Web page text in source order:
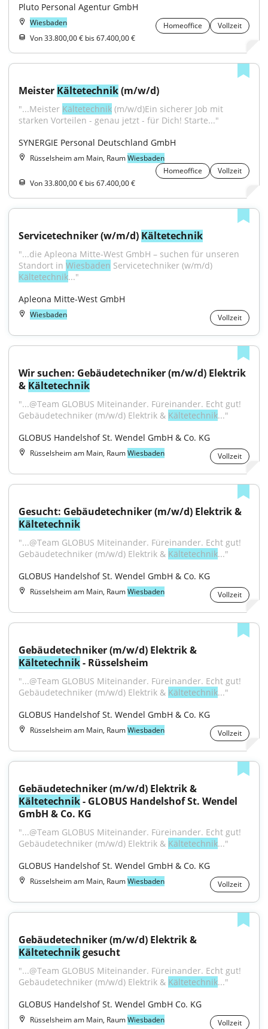
Pluto Personal Agentur GmbH
Wiesbaden Homeoffice
Vollzeit
Von 33.800,00 € bis 67.400,00 €
Meister Kältetechnik (m/w/d)
"...Meister Kältetechnik (m/w/d)Ein sicherer Job mit
starken Vorteilen - genau jetzt - für Dich! Starte..."
SYNERGIE Personal Deutschland GmbH
Rüsselsheim am Main, RaumWiesbaden
Homeoffice
Vollzeit
Von 33.800,00 € bis 67.400,00 €
Servicetechniker (w/m/d) Kältetechnik
"...die Apleona Mitte-West GmbH – suchen für unseren
Standort in Wiesbaden
Kältetechnik..."
Apleona Mitte-West GmbH
Wiesbaden Vollzeit
Wir suchen: Gebäudetechniker (m/w/d) Elektrik
& Kältetechnik
"...@Team GLOBUS Miteinander. Füreinander. Echt gut!
Gebäudetechniker (m/w/d) Elektrik & Kältetechnik..."
GLOBUS Handelshof St. Wendel GmbH & Co. KG
Rüsselsheim am Main, RaumWiesbaden Vollzeit
Kältetechnik
"...@Team GLOBUS Miteinander. Füreinander. Echt gut!
Gebäudetechniker (m/w/d) Elektrik & Kältetechnik..."
GLOBUS Handelshof St. Wendel GmbH & Co. KG
Rüsselsheim am Main, RaumWiesbaden Vollzeit
Kältetechnik - Rüsselsheim
"...@Team GLOBUS Miteinander. Füreinander. Echt gut!
Gebäudetechniker (m/w/d) Elektrik & Kältetechnik..."
GLOBUS Handelshof St. Wendel GmbH & Co. KG
Rüsselsheim am Main, RaumWiesbaden Vollzeit
Kältetechnik - GLOBUS Handelshof St. Wendel
GmbH & Co. KG
"...@Team GLOBUS Miteinander. Füreinander. Echt gut!
Gebäudetechniker (m/w/d) Elektrik & Kältetechnik..."
GLOBUS Handelshof St. Wendel GmbH & Co. KG
Rüsselsheim am Main, RaumWiesbaden Vollzeit
Kältetechnik gesucht
"...@Team GLOBUS Miteinander. Füreinander. Echt gut!
Gebäudetechniker (m/w/d) Elektrik & Kältetechnik..."
GLOBUS Handelshof St. Wendel GmbH Co. KG
Rüsselsheim am Main, RaumWiesbaden Vollzeit